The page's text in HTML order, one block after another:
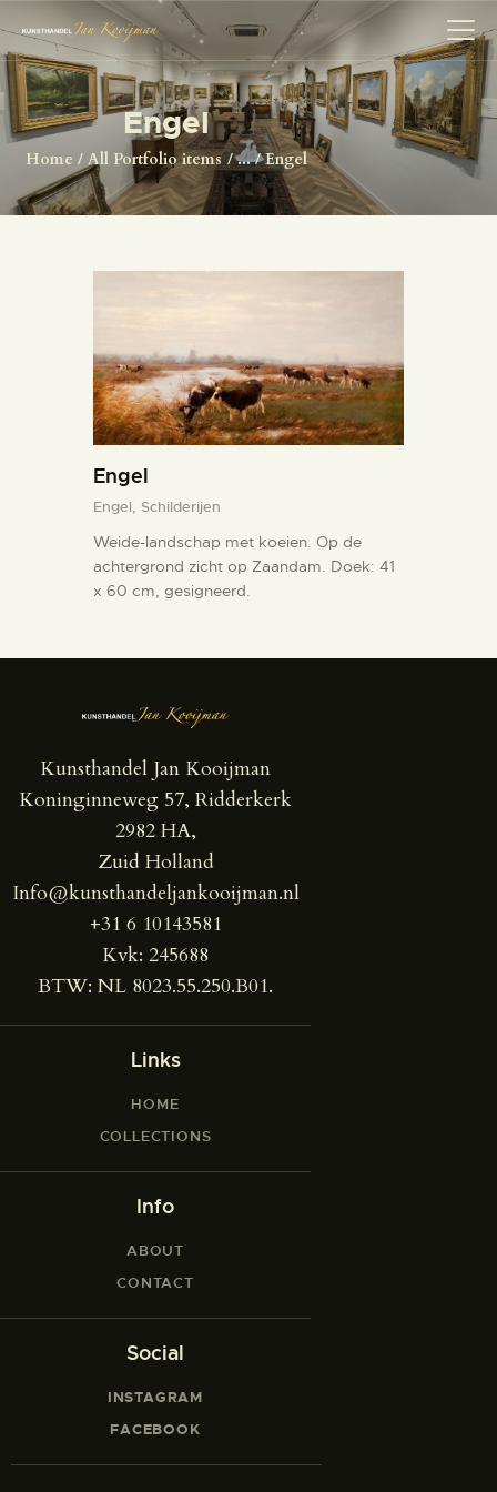
Engel
Home All Portfolio items ... Engel
HOME
SCHILDERS
COLLECTIE
CONTACT
Engel
Engel, Schilderijen
Weide-landschap met koeien. Op de
achtergrond zicht op Zaandam. Doek: 41
x 60 cm, gesigneerd.
Kunsthandel Jan Kooijman
Koninginneweg 57, Ridderkerk
2982 HA,
Zuid Holland
Info@kunsthandeljankooijman.nl
+31 6 10143581
Kvk: 245688
BTW: NL 8023.55.250.B01.
Links
HOME
COLLECTIONS
Info
ABOUT
CONTACT
Social
INSTAGRAM
FACEBOOK